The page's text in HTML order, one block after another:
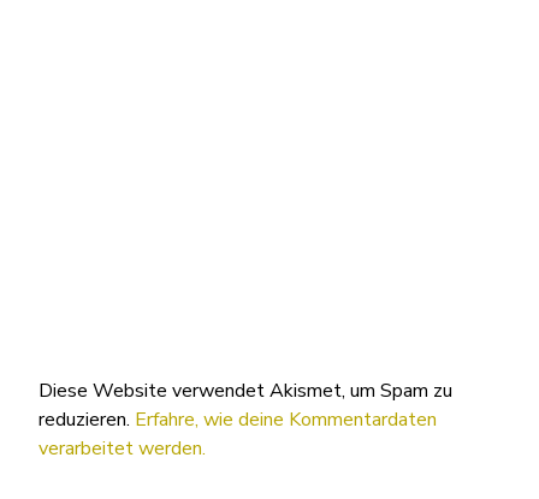
Diese Website verwendet Akismet, um Spam zu
reduzieren. Erfahre, wie deine Kommentardaten
verarbeitet werden.